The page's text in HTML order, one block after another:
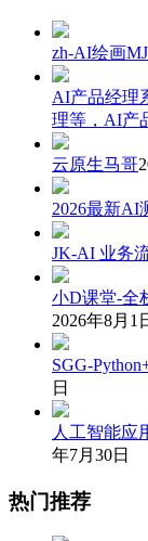
zh-AI绘画
AI产品经理
理等，AI产
云原生马哥
2026最新AI
JK-AI 业务
小D课堂-全
2026年8月1
SGG-
日
人工智能应
年7月30日
热门推荐